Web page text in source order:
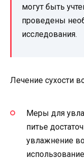
могут быть
проведены
исследования.
Лечение сухости
Меры для
питье
увлажнение